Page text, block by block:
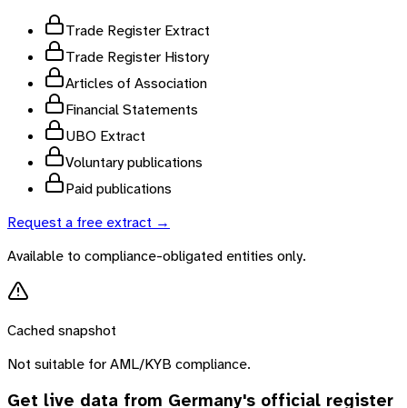
Trade Register Extract
Trade Register History
Articles of Association
Financial Statements
UBO Extract
Voluntary publications
Paid publications
Request a free extract →
Available to compliance-obligated entities only.
Cached snapshot
Not suitable for AML/KYB compliance.
Get live data from Germany's official register